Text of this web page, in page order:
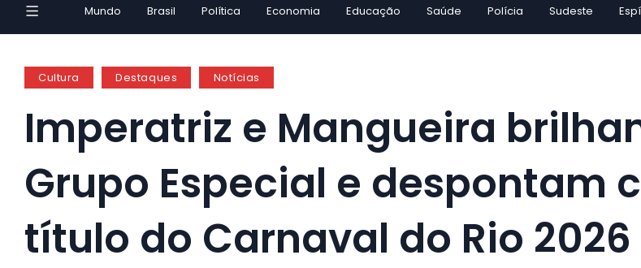
Mundo Brasil Política Economia Educação Saúde Polícia Sudeste
Cultura Destaques Notícias
Imperatriz e Mangueira
Grupo Especial e despontam
título do Carnaval do Rio 2026